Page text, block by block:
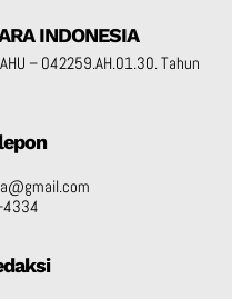
INDONESIA
– 042259.AH.01.30. Tahun
4334